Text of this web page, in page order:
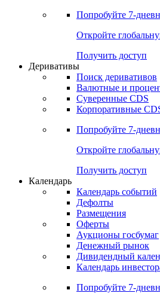
Попробуйте 7-
Откройте
Получить доступ
Деривативы
Поиск деривативов
Валютные и
Суверенные CDS
Корпоративные
Попробуйте 7-
Откройте
Получить доступ
Календарь
Календарь событий
Дефолты
Размещения
Оферты
Аукционы госбумаг
Денежный рынок
Дивидендный
Календарь
Попробуйте 7-